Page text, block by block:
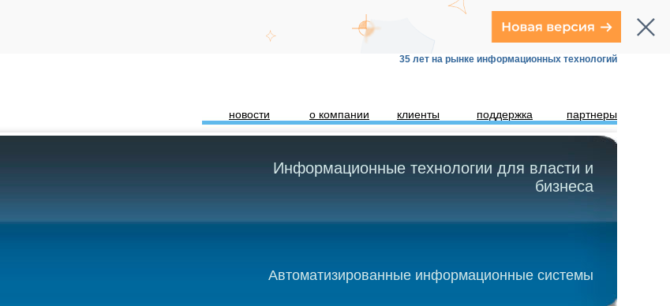
35 лет на рынке информационных технологий
новости о компании клиенты поддержка партнеры
Информационные технологии для власти и
бизнеса
Автоматизированные информационные системы